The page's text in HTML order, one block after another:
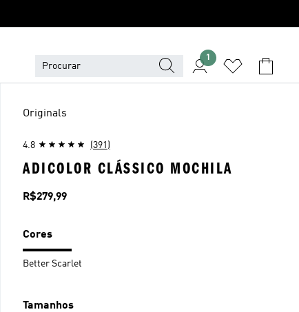
1
Originals
4.8 (391)
ADICOLOR CLÁSSICO MOCHILA
Preço
R$279,99
Cores
Better Scarlet
Tamanhos